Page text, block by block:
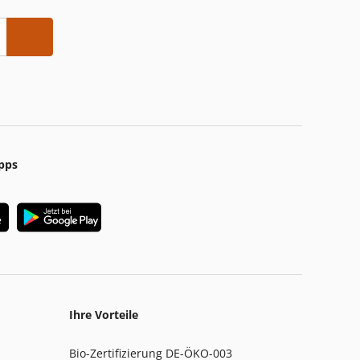
Ihre Vorteile
Bio-Zertifizierung DE-ÖKO-003